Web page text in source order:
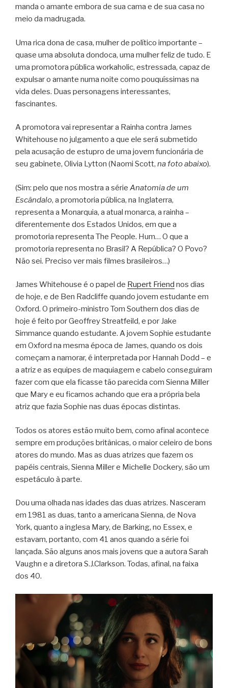
manda o amante embora de sua cama e de sua casa no
meio da madrugada.
Uma rica dona de casa, mulher de político importante –
quase uma absoluta dondoca, uma mulher feliz de tudo. E
uma promotora pública workaholic, estressada, capaz de
expulsar o amante numa noite como pouquíssimas na
vida deles. Duas personagens interessantes,
fascinantes.
A promotora vai representar a Rainha contra James
Whitehouse no julgamento a que ele será submetido
pela acusação de estupro de uma jovem funcionária de
seu gabinete, Olivia Lytton (Naomi Scott, na foto abaixo).
(Sim: pelo que nos mostra a série Anatomia de um
Escândalo, a promotoria pública, na Inglaterra,
representa a Monarquia, a atual monarca, a rainha –
diferentemente dos Estados Unidos, em que a
promotoria representa The People. Hum… O que a
promotoria representa no Brasil? A República? O Povo?
Não sei. Preciso ver mais filmes brasileiros…)
James Whitehouse é o papel de Rupert Friend nos dias
de hoje, e de Ben Radcliffe quando jovem estudante em
Oxford. O primeiro-ministro Tom Southern dos dias de
hoje é feito por Geoffrey Streatfeild, e por Jake
Simmance quando estudante. A jovem Sophie estudante
em Oxford na mesma época de James, quando os dois
começam a namorar, é interpretada por Hannah Dodd – e
a atriz e as equipes de maquiagem e cabelo conseguiram
fazer com que ela ficasse tão parecida com Sienna Miller
que Mary e eu ficamos achando que era a própria bela
atriz que fazia Sophie nas duas épocas distintas.
Todos os atores estão muito bem, como afinal acontece
sempre em produções britânicas, o maior celeiro de bons
atores do mundo. Mas as duas atrizes que fazem os
papéis centrais, Sienna Miller e Michelle Dockery, são um
espetáculo à parte.
Dou uma olhada nas idades das duas atrizes. Nasceram
em 1981 as duas, tanto a americana Sienna, de Nova
York, quanto a inglesa Mary, de Barking, no Essex, e
estavam, portanto, com 41 anos quando a série foi
lançada. São alguns anos mais jovens que a autora Sarah
Vaughn e a diretora S.J.Clarkson. Todas, afinal, na faixa
dos 40.